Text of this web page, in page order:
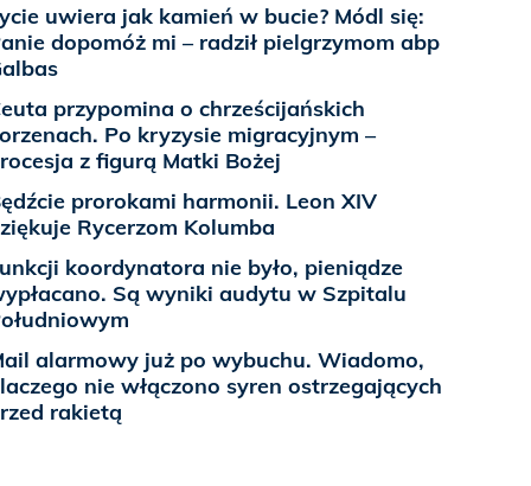
uwiera jak kamień w bucie? Módl się:
dopomóż mi – radził pielgrzymom abp
przypomina o chrześcijańskich
Po kryzysie migracyjnym –
z figurą Matki Bożej
prorokami harmonii. Leon XIV
Rycerzom Kolumba
koordynatora nie było, pieniądze
Są wyniki audytu w Szpitalu
alarmowy już po wybuchu. Wiadomo,
nie włączono syren ostrzegających
rakietą